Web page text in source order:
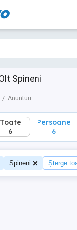
Spineni
Anunturi
6
Toate
6
Persoane
6
Spineni Șterge